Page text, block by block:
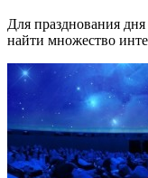
Для празднования
найти множество